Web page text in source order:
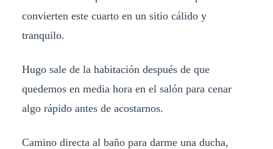
convierten este cuarto en un sitio cálido y
tranquilo.
Hugo sale de la habitación después de que
quedemos en media hora en el salón para cenar
algo rápido antes de acostarnos.
Camino directa al baño para darme una ducha,